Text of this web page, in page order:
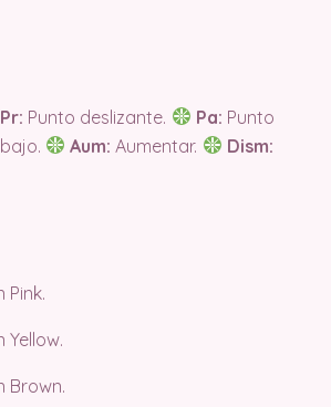
Pr: Punto deslizante. Pa: Punto
Aum: Aumentar.
Dism:
Pink.
Yellow.
Brown.